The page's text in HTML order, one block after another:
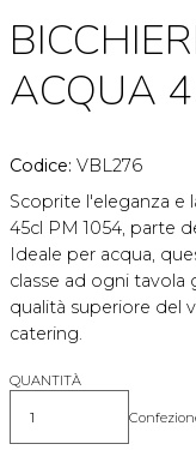
ACQUA
Codice: VBL276
Scoprite l'eleganza e
45cl PM 1054, parte
Ideale per acqua,
classe ad ogni tavola
qualità superiore del
catering.
QUANTITÀ
Quantità